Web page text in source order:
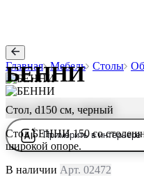
Главная Мебель Столы
Примерить в интерьере
БЕННИ
Стол, d150 см, черный
Стол БЕННИ 150 со
широкой опоре.
В наличии Арт. 02472